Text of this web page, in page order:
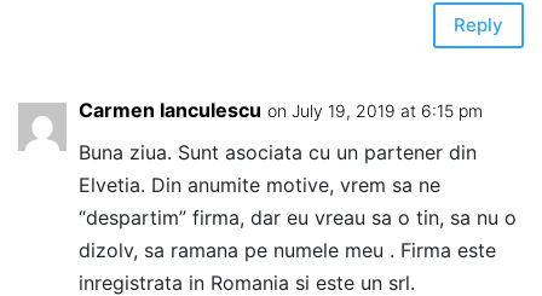
Reply
Carmen Ianculescu on July 19, 2019 at 6:15 pm
Buna ziua. Sunt asociata cu un partener din
Elvetia. Din anumite motive, vrem sa ne
“despartim” firma, dar eu vreau sa o tin, sa nu o
dizolv, sa ramana pe numele meu . Firma este
inregistrata in Romania si este un srl.